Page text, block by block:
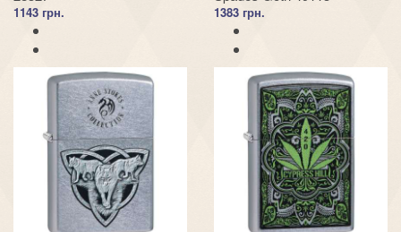
1143 грн. 1383 грн.